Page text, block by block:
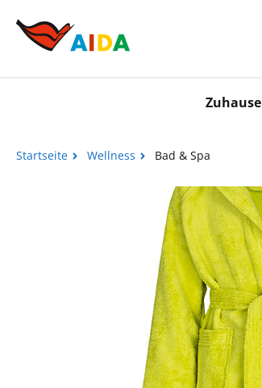
Zuhause
Startseite Wellness Bad & Spa
Bildergalerie überspringen